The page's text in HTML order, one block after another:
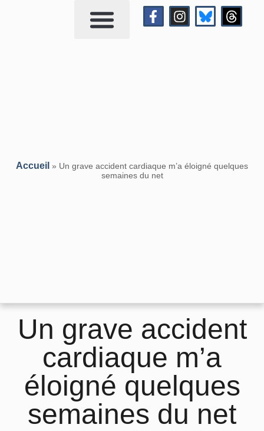
Accueil » Un grave accident cardiaque m’a éloigné quelques
semaines du net
Un grave accident
cardiaque m’a
éloigné quelques
semaines du net